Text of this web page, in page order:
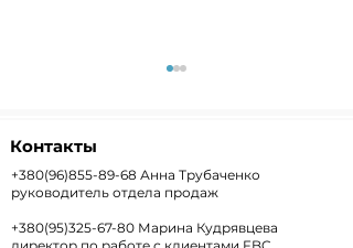
Контакты
+380(96)855-89-68 Анна Трубаченко
руководитель отдела продаж
+380(95)325-67-80 Марина Кудрявцева